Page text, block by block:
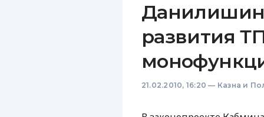
развития
21.02.2010, 16:20 — Казна и